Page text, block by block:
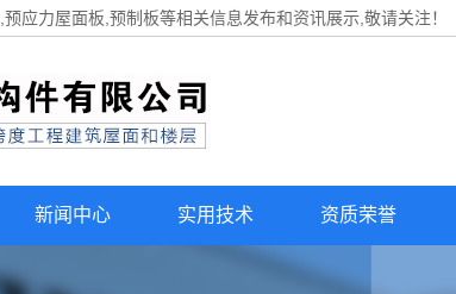
,预应力屋面板,预制板等相关信息发布和资讯展示,敬请关注！
新闻中心 实用技术 资质荣誉